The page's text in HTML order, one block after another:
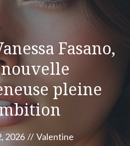
Fasano,
pleine
2026 // Valentine